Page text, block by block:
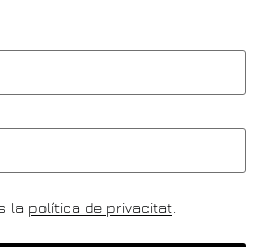
la política de privacitat